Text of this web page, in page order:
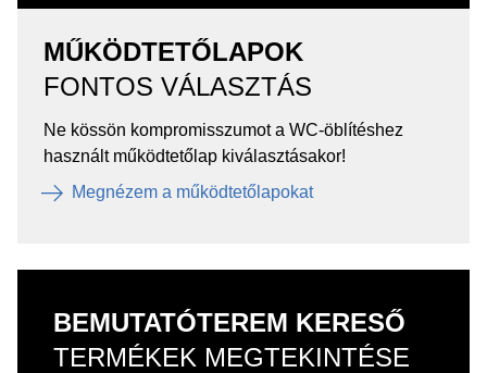
MŰKÖDTETŐLAPOK
FONTOS VÁLASZTÁS
Ne kössön kompromisszumot a WC-öblítéshez
használt működtetőlap kiválasztásakor!
Megnézem a működtetőlapokat
BEMUTATÓTEREM KERESŐ
TERMÉKEK MEGTEKINTÉSE